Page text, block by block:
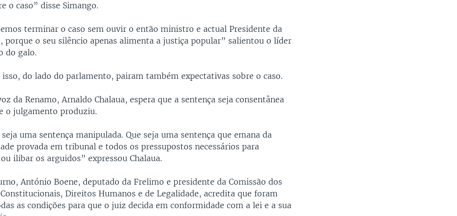
o caso” disse Simango.
terminar o caso sem ouvir o então ministro e actual Presidente da
porque o seu silêncio apenas alimenta a justiça popular” salientou o líder
do galo.
isso, do lado do parlamento, pairam também expectativas sobre o caso.
da Renamo, Arnaldo Chalaua, espera que a sentença seja consentânea
o julgamento produziu.
seja uma sentença manipulada. Que seja uma sentença que emana da
provada em tribunal e todos os pressupostos necessários para
ilibar os arguidos” expressou Chalaua.
António Boene, deputado da Frelimo e presidente da Comissão dos
Direitos Humanos e de Legalidade, acredita que foram
as condições para que o juiz decida em conformidade com a lei e a sua